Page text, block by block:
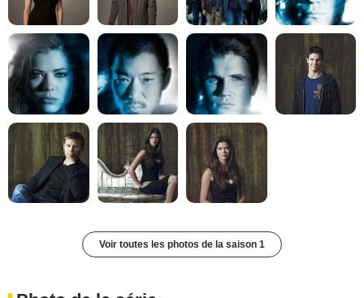
Voir toutes les photos de la saison 1